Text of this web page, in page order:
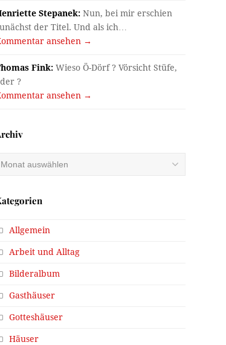
Stepanek: Nun, bei mir erschien
der Titel. Und als ich…
ansehen →
Fink: Wieso Ö-Dörf ? Vörsicht Stüfe,
?
ansehen →
Allgemein
Arbeit und Alltag
Bilderalbum
Gasthäuser
Gotteshäuser
Häuser